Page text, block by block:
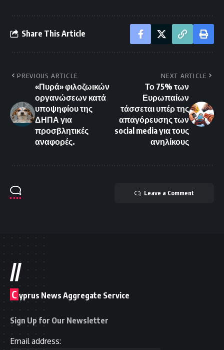
Share This Article
PREVIOUS ARTICLE
«Πυρά» φιλοζωικών
οργανώσεων κατά
υποψηφίου της
ΔΗΠΑ για
προσβλητικές
αναφορές.
NEXT ARTICLE
Το 75% των
Ευρωπαίων
τάσσεται υπέρ της
απαγόρευσης των
social media για τους
ανηλίκους
Leave a Comment
//
C yprus News Aggregate Service
Sign Up for Our Newsletter
Email address: